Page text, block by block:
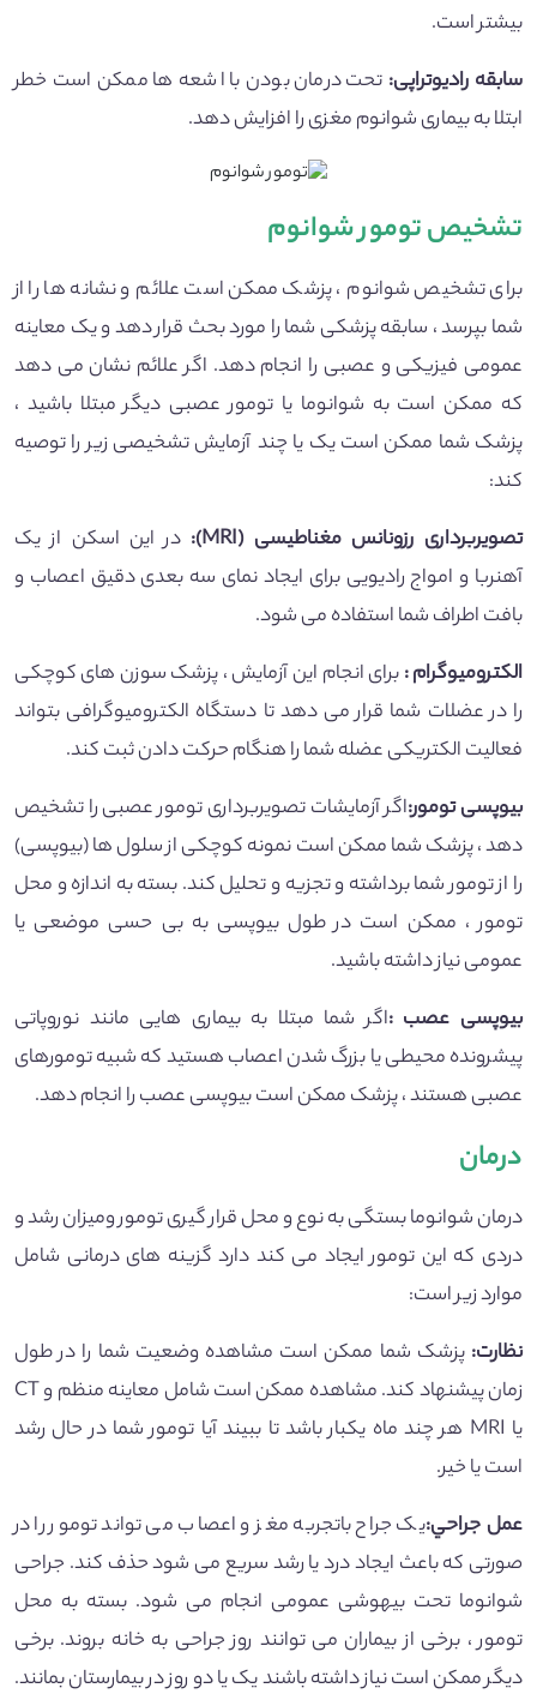
بیشتر است.
سابقه رادیوتراپی: تحت درمان بودن با اشعه ها ممکن است خطر
ابتلا به بیماری شوانوم مغزی را افزایش دهد.
تشخیص تومور شوانوم
برای تشخیص شوانوم ، پزشک ممکن است علائم و نشانه ها را از
شما بپرسد ، سابقه پزشکی شما را مورد بحث قرار دهد و یک معاینه
عمومی فیزیکی و عصبی را انجام دهد. اگر علائم نشان می دهد
که ممکن است به شوانوما یا تومور عصبی دیگر مبتلا باشید ،
پزشک شما ممکن است یک یا چند آزمایش تشخیصی زیر را توصیه
کند:
تصویربرداری رزونانس مغناطیسی (MRI):
در این اسکن از یک
آهنربا و امواج رادیویی برای ایجاد نمای سه بعدی دقیق اعصاب و
بافت اطراف شما استفاده می شود.
الکترومیوگرام:برای انجام این آزمایش ، پزشک سوزن های کوچکی
را در عضلات شما قرار می دهد تا دستگاه الکترومیوگرافی بتواند
فعالیت الکتریکی عضله شما را هنگام حرکت دادن ثبت کند.
بیوپسی تومور:اگر آزمایشات تصویربرداری تومور عصبی را تشخیص
دهد ، پزشک شما ممکن است نمونه کوچکی از سلول ها (بیوپسی)
را از تومور شما برداشته و تجزیه و تحلیل کند. بسته به اندازه و محل
تومور ، ممکن است در طول بیوپسی به بی حسی موضعی یا
عمومی نیاز داشته باشید.
بیوپسی عصب :اگر شما مبتلا به بیماری هایی مانند نوروپاتی
پیشرونده محیطی یا بزرگ شدن اعصاب هستید که شبیه تومورهای
عصبی هستند ، پزشک ممکن است بیوپسی عصب را انجام دهد.
درمان
درمان شوانوما بستگی به نوع و محل قرار گیری تومور ومیزان رشد و
دردی که این تومور ایجاد می کند دارد گزینه های درمانی شامل
موارد زیر است:
نظارت: پزشک شما ممکن است مشاهده وضعیت شما را در طول
زمان پیشنهاد کند. مشاهده ممکن است شامل معاینه منظم و CT
یا MRI هر چند ماه یکبار باشد تا ببیند آیا تومور شما در حال رشد
است یا خیر.
عمل جراحي:یک جراح باتجربه مغز و اعصاب می تواند تومور را در
صورتی که باعث ایجاد درد یا رشد سریع می شود حذف کند. جراحی
شوانوما تحت بیهوشی عمومی انجام می شود. بسته به محل
تومور ، برخی از بیماران می توانند روز جراحی به خانه بروند. برخی
دیگر ممکن است نیاز داشته باشند یک یا دو روز در بیمارستان بمانند.